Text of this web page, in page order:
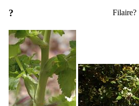
? Filaire?